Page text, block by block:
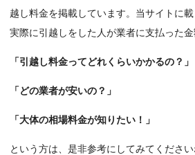
越し料金を掲載しています。当サイトに載
実際に引越しをした人が業者に支払った金
「引越し料金ってどれくらいかかるの？」
「どの業者が安いの？」
「大体の相場料金が知りたい！」
という方は、是非参考にしてみてください